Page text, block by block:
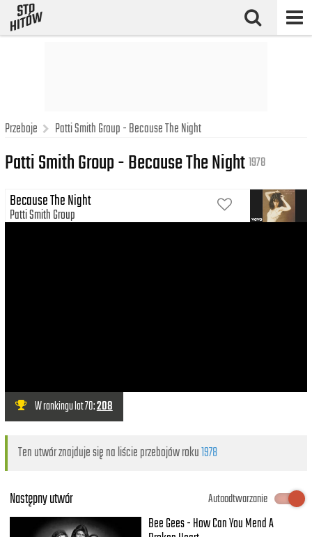
Przeboje Patti Smith Group - Because The Night
Patti Smith Group - Because The Night1978
Because The Night
Patti Smith Group
W rankingu lat 70:208
Ten utwór znajduje się na liście przebojów roku1978
Następny utwór
Autoodtwarzanie
Bee Gees - How Can You Mend A